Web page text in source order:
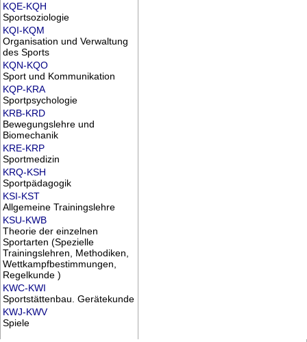
KQE-KQH
Sportsoziologie
KQI-KQM
Organisation und Verwaltung
des Sports
KQN-KQO
Sport und Kommunikation
KQP-KRA
Sportpsychologie
KRB-KRD
Bewegungslehre und
Biomechanik
KRE-KRP
Sportmedizin
KRQ-KSH
Sportpädagogik
KSI-KST
Allgemeine Trainingslehre
KSU-KWB
Theorie der einzelnen
Sportarten (Spezielle
Trainingslehren, Methodiken,
Wettkampfbestimmungen,
Regelkunde )
KWC-KWI
Sportstättenbau. Gerätekunde
KWJ-KWV
Spiele